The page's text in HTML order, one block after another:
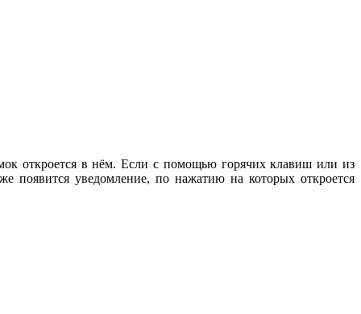
откроется в нём. Если с помощью горячих клавиш или из
появится уведомление, по нажатию на которых откроется